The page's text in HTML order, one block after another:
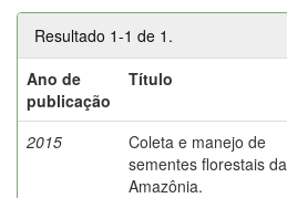
Resultado 1-1 de 1.
Ano de
publicação
Título
2015
Coleta e manejo de
sementes florestais da
Amazônia.